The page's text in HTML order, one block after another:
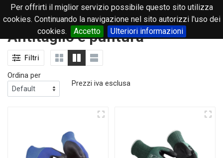
Per offrirti il miglior servizio possibile questo sito utilizza
cookies. Continuando la navigazione nel sito autorizzi l'uso dei
cookies.
Accetto Ulteriori informazioni
0
Antitaglio e puntura
Filtri
Ordina per
Prezzi iva esclusa